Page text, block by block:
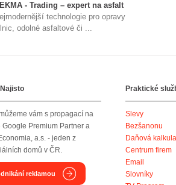
- Trading – expert na asfalt
technologie pro opravy
odolné asfaltové či ...
vám s propagací na
Google Premium Partner a
a.s. - jeden z
domů v ČR.
reklamou
Praktické
Slevy
Bezšanonu
Daňová
Centrum firem
Email
Slovníky